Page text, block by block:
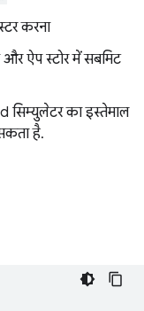
करना
और ऐप स्टोर में सबमिट
सिम्युलेटर का इस्तेमाल
है.